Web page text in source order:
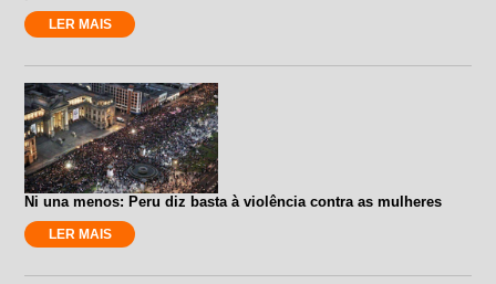
LER MAIS
Ni una menos: Peru diz basta à violência contra as mulheres
LER MAIS